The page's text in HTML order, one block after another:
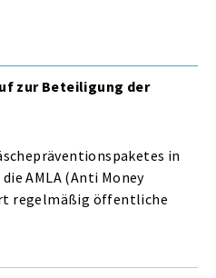
zur Beteiligung der
in
AMLA (Anti Money
regelmäßig öffentliche